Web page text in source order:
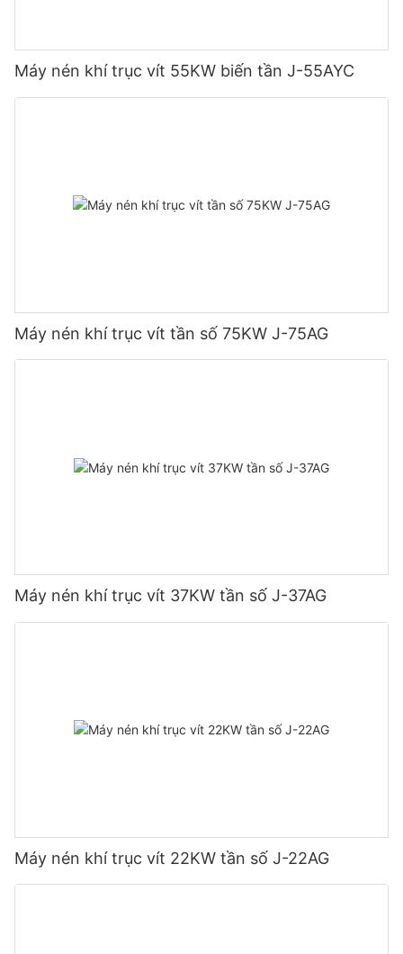
Máy nén khí trục vít 55KW biến tần J-55AYC
Máy nén khí trục vít tần số 75KW J-75AG
Máy nén khí trục vít 37KW tần số J-37AG
Máy nén khí trục vít 22KW tần số J-22AG